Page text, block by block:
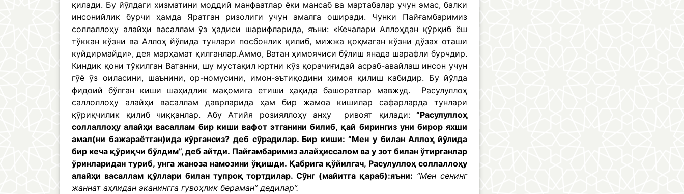
қилади. Бу йўлдаги хизматини моддий манфаатлар ёки мансаб ва мартабалар учун эмас, балки
инсонийлик бурчи ҳамда Яратган ризолиги учун амалга оширади. Чунки Пайғамбаримиз
соллаллоҳу алайҳи васаллам ўз ҳадиси шарифларида, яъни: «Кечалари Аллоҳдан қўрқиб ёш
тўккан кўзни ва Аллоҳ йўлида тунлари посбонлик қилиб, мижжа қоқмаган кўзни дўзах оташи
куйдирмайди», дея марҳамат қилганлар.Аммо, Ватан ҳимоячиси бўлиш янада шарафли бурчдир.
Киндик қони тўкилган Ватанни, шу мустақил юртни кўз қорачиғидай асраб-авайлаш инсон учун
гўё ўз оиласини, шаънини, ор-номусини, имон-эътиқодини ҳимоя қилиш кабидир. Бу йўлда
фидоий бўлган киши шаҳидлик мақомига етиши ҳақида башоратлар мавжуд. Расулуллоҳ
саллоллоҳу алайҳи васаллам даврларида ҳам бир жамоа кишилар сафарларда тунлари
қўриқчилик қилиб чиққанлар. Абу Атийя розияллоҳу анҳу ривоят қилади: “Расулуллоҳ
соллаллоҳу алайҳи васаллам бир киши вафот этганини билиб, қай бирингиз уни бирор яхши
амал(ни бажараётган)ида кўргансиз? деб сўрадилар. Бир киши: “Мен у билан Аллоҳ йўлида
бир кеча қўриқчи бўлдим”, деб айтди. Пайғамбаримиз алайҳиссалом ва у зот билан ўтирганлар
ўринларидан туриб, унга жаноза намозини ўқишди. Қабрига қўйилгач, Расулуллоҳ соллаллоҳу
алайҳи васаллам қўллари билан тупроқ тортдилар. Сўнг (майитга қараб):яъни: “Мен сенинг
жаннат аҳлидан эканингга гувоҳлик бераман” дедилар”.